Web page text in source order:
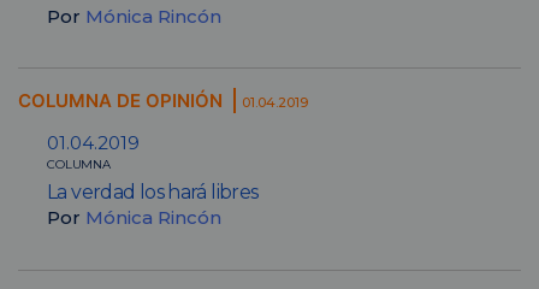
Por Mónica Rincón
COLUMNA DE OPINIÓN 01.04.2019
01.04.2019
COLUMNA
La verdad los hará libres
Por Mónica Rincón